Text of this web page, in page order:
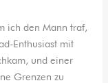
ich den Mann traf,
Enthusiast mit
und einer
Grenzen zu